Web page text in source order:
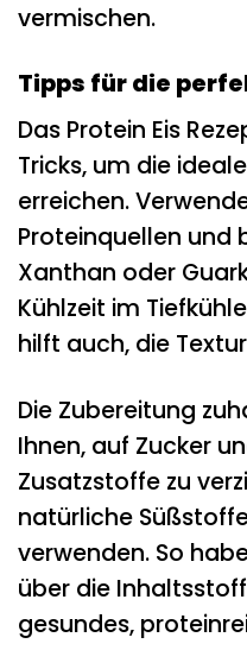
vermischen.
Tipps für die
Das Protein Eis
Tricks, um die
erreichen.
Proteinquellen und
Xanthan oder
Kühlzeit im
hilft auch, die
Die Zubereitung
Ihnen, auf Zucker
Zusatzstoffe zu
natürliche
verwenden. So
über die
gesundes,